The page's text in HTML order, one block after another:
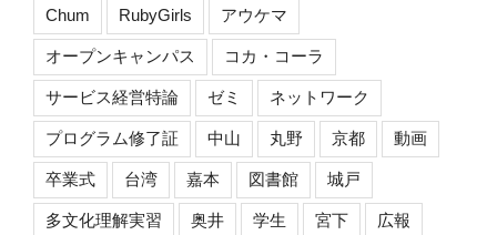
Chum RubyGirls アウケマ
オープンキャンパス コカ・コーラ
サービス経営特論 ゼミ ネットワーク
プログラム修了証 中山 丸野 京都 動画
卒業式 台湾 嘉本 図書館 城戸
多文化理解実習 奥井 学生 宮下 広報